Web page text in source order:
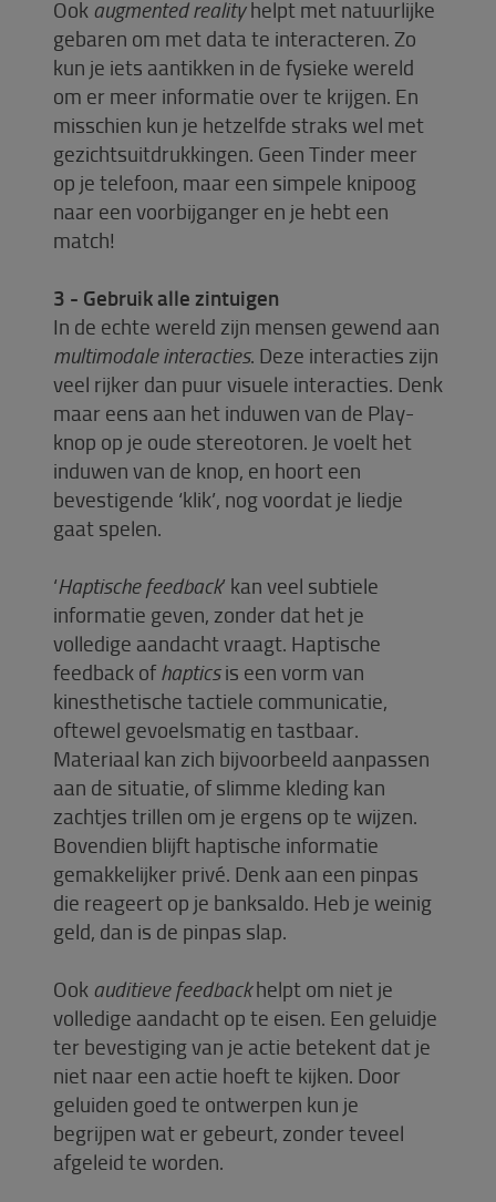
Ookaugmented realityhelpt met natuurlijke
gebaren om met data te interacteren. Zo
kun je iets aantikken in de fysieke wereld
om er meer informatie over te krijgen. En
misschien kun je hetzelfde straks wel met
gezichtsuitdrukkingen. Geen Tinder meer
op je telefoon, maar een simpele knipoog
naar een voorbijganger en je hebt een
match!
3 - Gebruik alle zintuigen
In de echte wereld zijn mensen gewend aan
multimodale interacties. Deze interacties zijn
veel rijker dan puur visuele interacties. Denk
maar eens aan het induwen van de Play-
knop op je oude stereotoren. Je voelt het
induwen van de knop, en hoort een
bevestigende ‘klik’, nog voordat je liedje
gaat spelen.
‘Haptische feedback’ kan veel subtiele
informatie geven, zonder dat het je
volledige aandacht vraagt. Haptische
feedback ofhapticsis een vorm van
kinesthetische tactiele communicatie,
oftewel gevoelsmatig en tastbaar.
Materiaal kan zich bijvoorbeeld aanpassen
aan de situatie, of slimme kleding kan
zachtjes trillen om je ergens op te wijzen.
Bovendien blijft haptische informatie
gemakkelijker privé. Denk aan een pinpas
die reageert op je banksaldo. Heb je weinig
geld, dan is de pinpas slap.
Ookauditieve feedbackhelpt om niet je
volledige aandacht op te eisen. Een geluidje
ter bevestiging van je actie betekent dat je
niet naar een actie hoeft te kijken. Door
geluiden goed te ontwerpen kun je
begrijpen wat er gebeurt, zonder teveel
afgeleid te worden.